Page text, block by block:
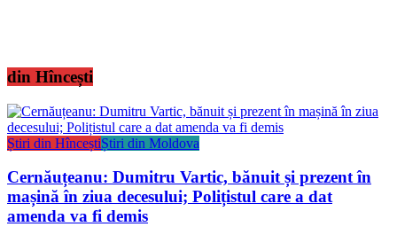
din Hîncești
Știri din HînceștiȘtiri din Moldova
Cernăuțeanu: Dumitru Vartic, bănuit și prezent în
mașină în ziua decesului; Polițistul care a dat
amenda va fi demis